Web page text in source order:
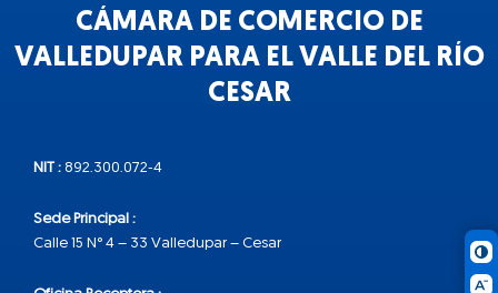
CÁMARA DE COMERCIO DE
VALLEDUPAR PARA EL VALLE DEL RÍO
CESAR
NIT : 892.300.072-4
Sede Principal :
Calle 15 N° 4 – 33 Valledupar – Cesar